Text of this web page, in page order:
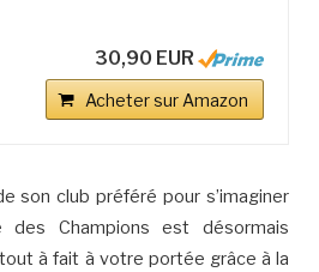
30,90 EUR
Acheter sur Amazon
son club préféré pour s’imaginer
des Champions est désormais
à fait à votre portée grâce à la